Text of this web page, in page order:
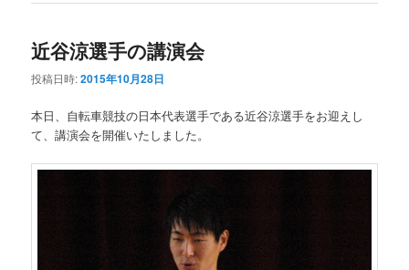
近谷涼選手の講演会
投稿日時:2015年10月28日
本日、自転車競技の日本代表選手である近谷涼選手をお迎えし
て、講演会を開催いたしました。